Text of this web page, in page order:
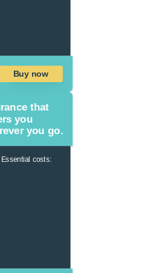
Buy now
that
you
you go.
costs: